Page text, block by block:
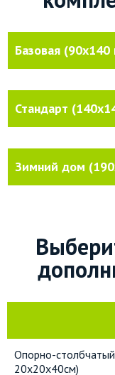
Базовая
Стандарт
Зимний дом
Опорно-
20х20х40см)